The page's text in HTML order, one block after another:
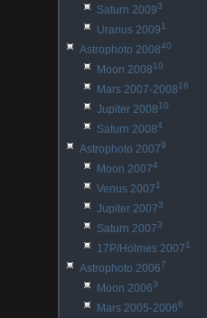
Saturn 20093
Uranus 20091
Astrophoto 200840
Moon 200810
Mars 2007-200816
Jupiter 200810
Saturn 20084
Astrophoto 20079
Moon 20074
Venus 20071
Jupiter 20073
Saturn 20073
17P/Holmes 20071
Astrophoto 20067
Moon 20063
Mars 2005-20066